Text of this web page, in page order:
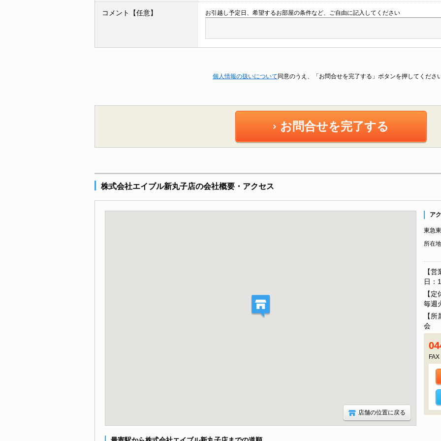
コメント【任意】 お引越し予定日、希望するお部屋の条件など、ご自由に記入してください
個人情報の扱いについて 同意のうえ、「お問合せを完了する」ボタンを押してください
お問合せを完了する
株式会社エイブル新丸子店の会社概要・アクセス
ア
東急
所在地
【
日：
【
毎週
【
会
店舗の位置に戻る